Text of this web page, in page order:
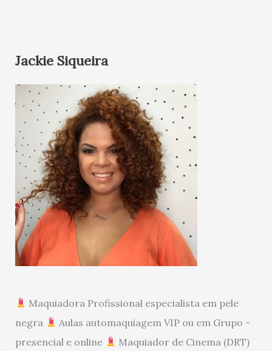
Jackie Siqueira
Maquiadora Profissional especialista em pele
negra
Aulas automaquiagem VIP ou em Grupo -
presencial e online
Maquiador de Cinema (DRT)